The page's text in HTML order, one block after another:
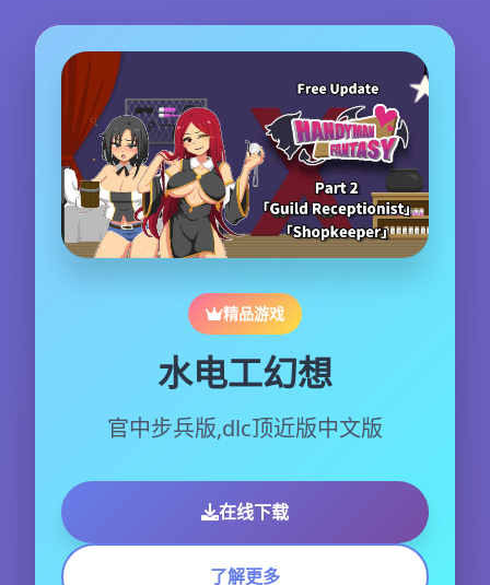
精品游戏
水电工幻想
官中步兵版,dlc顶近版中文版
在线下载
了解更多